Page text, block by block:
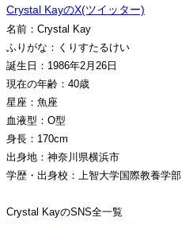
Crystal KayのX(ツイッター)
名前：Crystal Kay
ふりがな：くりすたるけい
誕生日：1986年2月26日
現在の年齢：40歳
星座：魚座
血液型：O型
身長：170cm
出身地：神奈川県横浜市
学歴・出身校：上智大学国際教養学部
Crystal KayのSNS全一覧